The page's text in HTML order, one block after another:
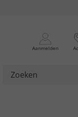
Aanmelden